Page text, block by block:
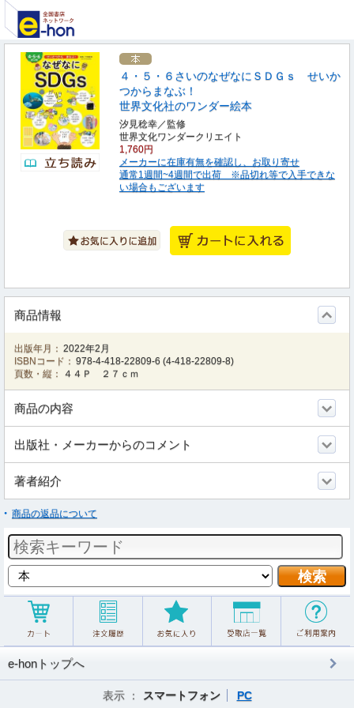
４・５・６さいのなぜなにＳＤＧｓ せいか
つからまなぶ！
世界文化社のワンダー絵本
汐見稔幸／監修
世界文化ワンダークリエイト
1,760円
メーカーに在庫有無を確認し、お取り寄せ
通常1週間~4週間で出荷 ※品切れ等で入手できな
い場合もございます
商品情報
出版年月： 2022年2月
ISBNコード： 978-4-418-22809-6 (4-418-22809-8)
頁数・縦：
４４Ｐ ２７ｃｍ
商品の内容
出版社・メーカーからのコメント
著者紹介
商品の返品について
e-honトップへ
表示 ： スマートフォン PC